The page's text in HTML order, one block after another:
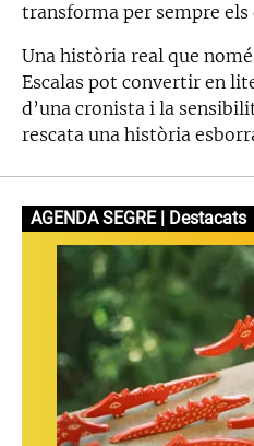
transforma per sempre els
Una història real que
Escalas pot convertir en
d’una cronista i la
rescata una història
AGENDA SEGRE | Destacats